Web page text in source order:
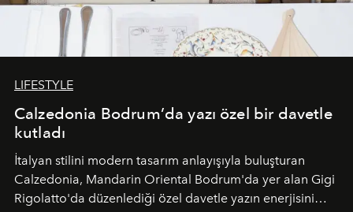
LIFESTYLE
Calzedonia Bodrum’da yazı özel bir davetle
kutladı
İtalyan stilini modern tasarım anlayışıyla buluşturan
Calzedonia, Mandarin Oriental Bodrum'da yer alan Gigi
Rigolatto'da düzenlediği özel davetle yazın enerjisini